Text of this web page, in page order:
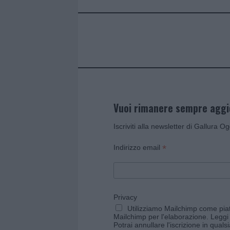
Vuoi rimanere sempre
Iscriviti alla newsletter di Gallura
Indirizzo email *
Privacy
Utilizziamo Mailchimp come
Mailchimp per l'elaborazione.
Potrai annullare l'iscrizione in